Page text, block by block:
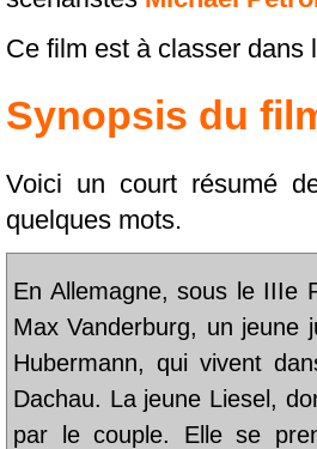
Ce film est à classer
Synopsis du
Voici un court résumé
quelques mots.
En Allemagne, sous le IIIe
Max Vanderburg, un jeune
Hubermann, qui vivent
Dachau. La jeune Liesel,
par le couple. Elle se